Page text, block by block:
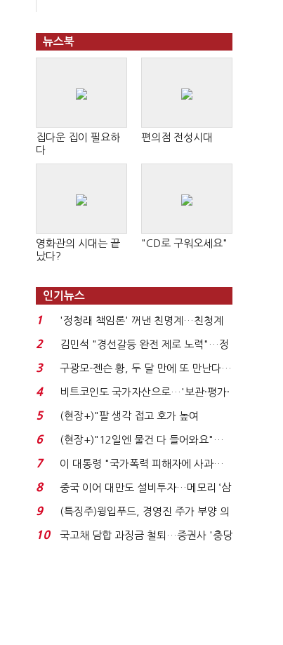
뉴스북
집다운 집이 필요하
다
편의점 전성시대
영화관의 시대는 끝
났다?
"CD로 구워오세요"
인기뉴스
1
'정청래 책임론' 꺼낸 친명계…친청계
는 추가투표 때리기...
2
김민석 "경선갈등 완전 제로 노력"…정
청래 "반명 공세 사...
3
구광모-젠슨 황, 두 달 만에 또 만난다…
로봇·AI 등 논...
4
비트코인도 국가자산으로…'보관·평가·
처분' 기준은 ...
5
(현장+)"팔 생각 접고 호가 높여
요"…'덜 똘똘한 한 채' 20...
6
(현장+)"12일엔 물건 다 들어와요"…
빈 매대 채우며 문 연 ...
7
이 대통령 "국가폭력 피해자에 사과…
적극적 조사로 진...
8
중국 이어 대만도 설비투자…메모리 ‘삼
국전쟁’
9
(특징주)윙입푸드, 경영진 주가 부양 의
지에 상한가...
10
국고채 담합 과징금 철퇴…증권사 '충당